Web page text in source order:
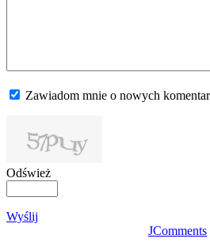
Zawiadom mnie o nowych
Odśwież
Wyślij
JComments